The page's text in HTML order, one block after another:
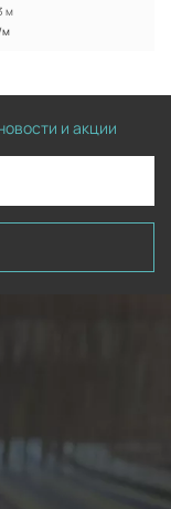
м
м
и акции